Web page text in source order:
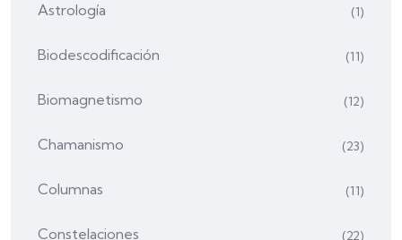
Astrología (1)
Biodescodificación (11)
Biomagnetismo (12)
Chamanismo (23)
Columnas (11)
Constelaciones (22)